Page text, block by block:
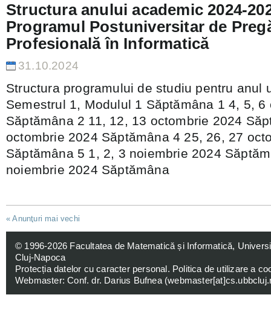
Structura anului academic 2024-
Programul Postuniversitar de
Profesională în Informatică
31.10.2024
Structura programului de studiu pentru anul
Semestrul 1, Modulul 1 Săptămâna 1 4, 5, 6
Săptămâna 2 11, 12, 13 octombrie 2024
octombrie 2024 Săptămâna 4 25, 26, 27
Săptămâna 5 1, 2, 3 noiembrie 2024
noiembrie 2024 Săptămâna
« Anunţuri mai vechi
© 1996-2026 Facultatea de Matematică și Informatică,
Cluj-Napoca
Protecția datelor cu caracter personal. Politica de utilizare a
Webmaster: Conf. dr. Darius Bufnea (